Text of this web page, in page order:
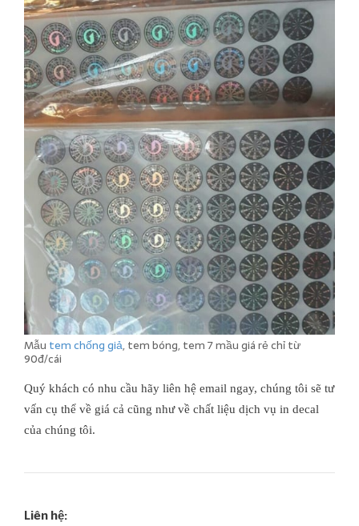
Mẫu tem chống giả, tem bóng, tem 7 mầu giá rẻ chỉ từ
90đ/cái
Quý khách có nhu cầu hãy liên hệ email ngay, chúng tôi sẽ tư
vấn cụ thể về giá cả cũng như về chất liệu dịch vụ in decal
của chúng tôi.
Liên hệ: